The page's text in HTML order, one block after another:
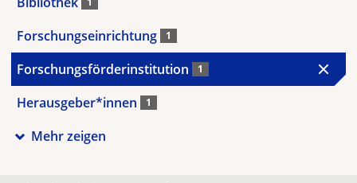
Forschungseinrichtung 1
Forschungsförderinstitution 1
Herausgeber*innen 1
Mehr zeigen